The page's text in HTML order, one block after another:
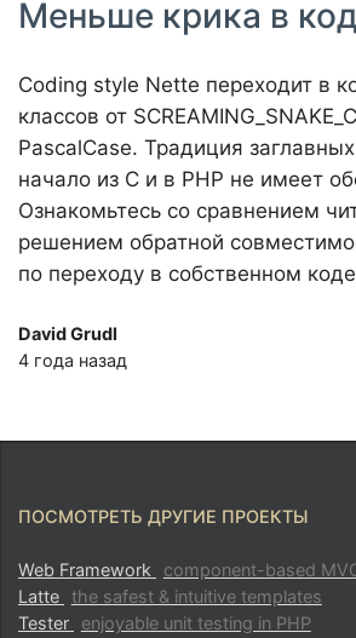
Меньше крика в
Coding style Nette переходит в
классов от
PascalCase. Традиция
начало из C и в PHP не имеет
Ознакомьтесь со сравнением
решением обратной
по переходу в собственном
David Grudl
4 года назад
ПОСМОТРЕТЬ ДРУГИЕ ПРОЕКТЫ
Web Framework
component-based
Latte the safest & intuitive templates
Tester
enjoyable unit testing in PHP